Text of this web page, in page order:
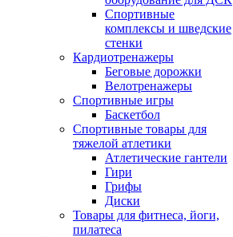
Спортивные
комплексы и шведские
стенки
Кардиотренажеры
Беговые дорожки
Велотренажеры
Спортивные игры
Баскетбол
Спортивные товары для
тяжелой атлетики
Атлетические гантели
Гири
Грифы
Диски
Товары для фитнеса, йоги,
пилатеса